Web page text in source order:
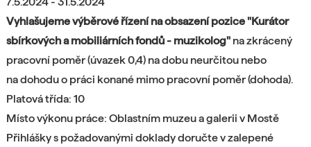
Vyhlašujeme výběrové řízení na obsazení pozice "Kurátor
sbírkových a mobiliárních fondů - muzikolog" na zkrácený
pracovní poměr (úvazek 0,4) na dobu neurčitou nebo
na dohodu o práci konané mimo pracovní poměr (dohoda).
Platová třída: 10
Místo výkonu práce: Oblastním muzeu a galerii v Mostě
Přihlášky s požadovanými doklady doručte v zalepené